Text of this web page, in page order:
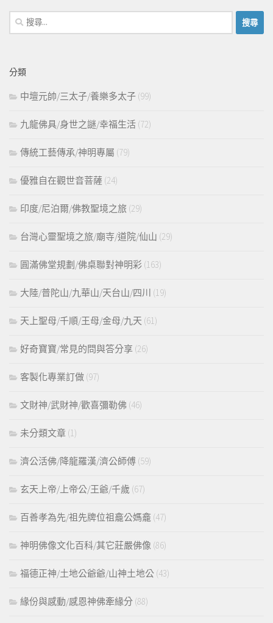
搜
尋
字:
分類
中壇元帥/三太子/養樂多太子 (99)
九龍佛具/身世之謎/幸福生活 (72)
傳統工藝傳承/神明專屬 (79)
優雅自在觀世音菩薩 (24)
印度/尼泊爾/佛教聖境之旅 (29)
台灣心靈聖境之旅/廟寺/道院/仙山 (29)
圓滿佛堂規劃/佛桌聯對神明彩 (163)
大陸/普陀山/九華山/天台山/四川 (19)
天上聖母/千順/王母/金母/九天 (61)
好奇寶寶/常見的問與答分享 (26)
客製化專業訂做 (97)
文財神/武財神/歡喜彌勒佛 (46)
未分類文章 (1)
濟公活佛/降龍羅漢/濟公師傅 (59)
玄天上帝/上帝公/王爺/千歲 (67)
百善孝為先/祖先牌位祖龕公媽龕 (47)
神明佛像文化百科/其它莊嚴佛像 (86)
福德正神/土地公爺爺/山神土地公 (43)
緣份與感動/感恩神佛牽緣分 (88)